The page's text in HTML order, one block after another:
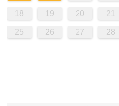
18 19 20 21
25 26 27 28